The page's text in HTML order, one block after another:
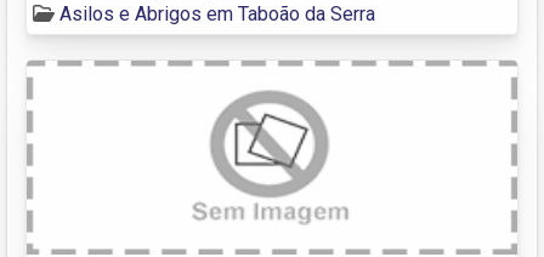
Asilos e Abrigos em Taboão da Serra